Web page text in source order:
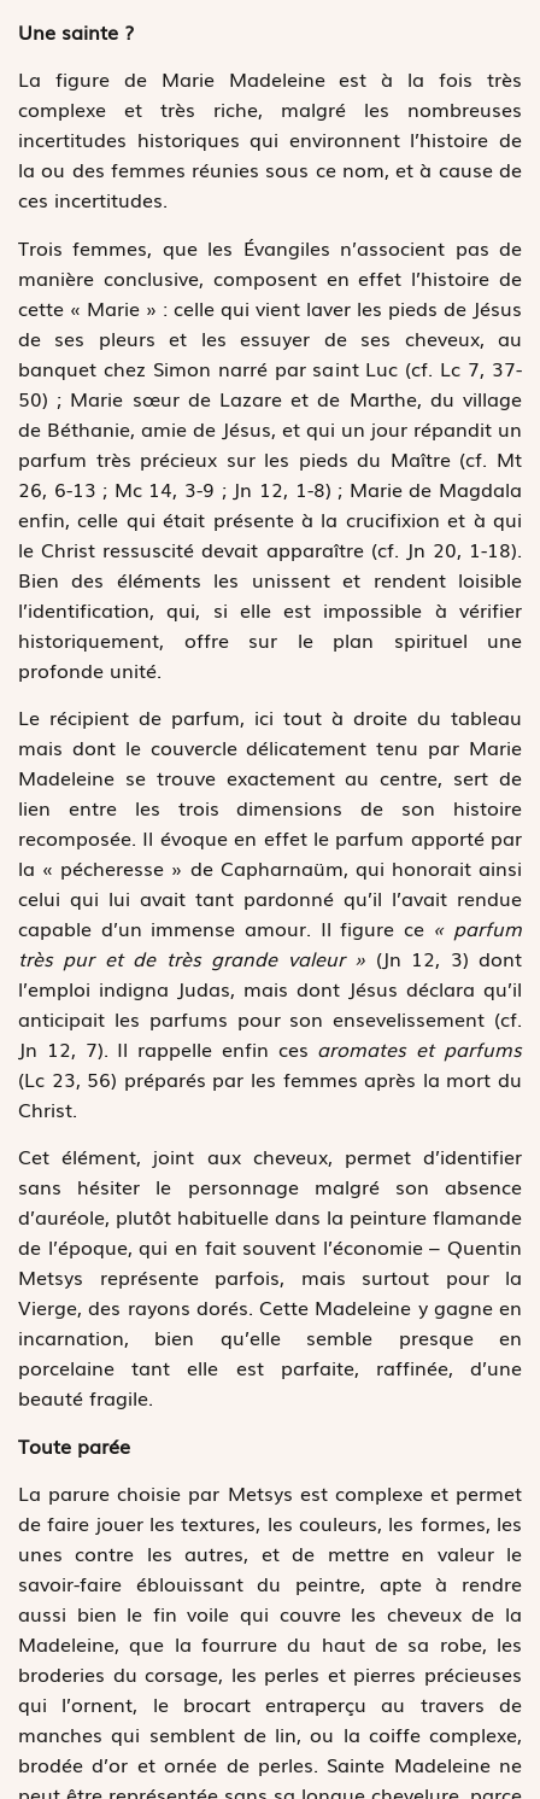
Une sainte ?
La figure de Marie Madeleine est à la fois très
complexe et très riche, malgré les nombreuses
incertitudes historiques qui environnent l’histoire de
la ou des femmes réunies sous ce nom, et à cause de
ces incertitudes.
Trois femmes, que les Évangiles n’associent pas de
manière conclusive, composent en effet l’histoire de
cette « Marie » : celle qui vient laver les pieds de Jésus
de ses pleurs et les essuyer de ses cheveux, au
banquet chez Simon narré par saint Luc (cf. Lc 7, 37-
50) ; Marie sœur de Lazare et de Marthe, du village
de Béthanie, amie de Jésus, et qui un jour répandit un
parfum très précieux sur les pieds du Maître (cf. Mt
26, 6-13 ; Mc 14, 3-9 ; Jn 12, 1-8) ; Marie de Magdala
enfin, celle qui était présente à la crucifixion et à qui
le Christ ressuscité devait apparaître (cf. Jn 20, 1-18).
Bien des éléments les unissent et rendent loisible
l’identification, qui, si elle est impossible à vérifier
historiquement, offre sur le plan spirituel une
profonde unité.
Le récipient de parfum, ici tout à droite du tableau
mais dont le couvercle délicatement tenu par Marie
Madeleine se trouve exactement au centre, sert de
lien entre les trois dimensions de son histoire
recomposée. Il évoque en effet le parfum apporté par
la « pécheresse » de Capharnaüm, qui honorait ainsi
celui qui lui avait tant pardonné qu’il l’avait rendue
capable d’un immense amour. Il figure ce « parfum
très pur et de très grande valeur » (Jn 12, 3) dont
l’emploi indigna Judas, mais dont Jésus déclara qu’il
anticipait les parfums pour son ensevelissement (cf.
Jn 12, 7). Il rappelle enfin ces aromates et parfums
(Lc 23, 56) préparés par les femmes après la mort du
Christ.
Cet élément, joint aux cheveux, permet d’identifier
sans hésiter le personnage malgré son absence
d’auréole, plutôt habituelle dans la peinture flamande
de l’époque, qui en fait souvent l’économie – Quentin
Metsys représente parfois, mais surtout pour la
Vierge, des rayons dorés. Cette Madeleine y gagne en
incarnation, bien qu’elle semble presque en
porcelaine tant elle est parfaite, raffinée, d’une
beauté fragile.
Toute parée
La parure choisie par Metsys est complexe et permet
de faire jouer les textures, les couleurs, les formes, les
unes contre les autres, et de mettre en valeur le
savoir-faire éblouissant du peintre, apte à rendre
aussi bien le fin voile qui couvre les cheveux de la
Madeleine, que la fourrure du haut de sa robe, les
broderies du corsage, les perles et pierres précieuses
qui l’ornent, le brocart entraperçu au travers de
manches qui semblent de lin, ou la coiffe complexe,
brodée d’or et ornée de perles. Sainte Madeleine ne